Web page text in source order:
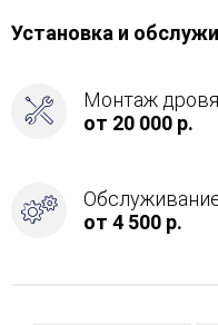
тыла
Установка и
Монтаж
от 20 000 р.
от 4 500 р.